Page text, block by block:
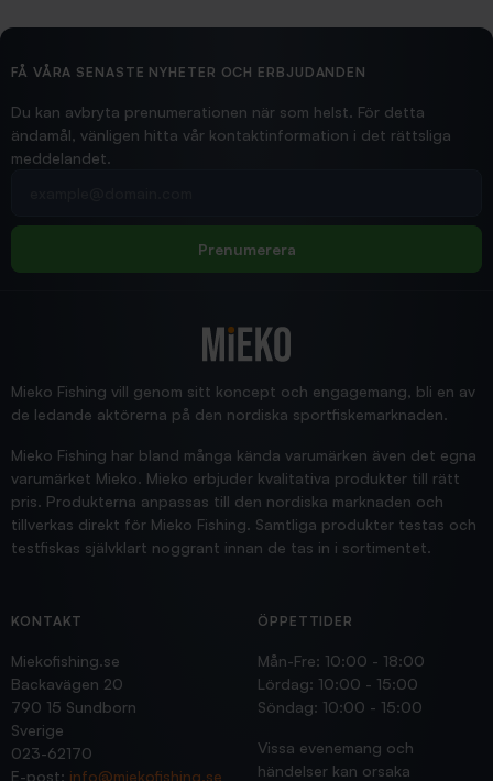
2026/02/19
Hittade exakt vad jag behövde. Snabb och bra...
Jensa
FÅ VÅRA SENASTE NYHETER OCH ERBJUDANDEN
Du kan avbryta prenumerationen när som helst. För detta
ändamål, vänligen hitta vår kontaktinformation i det rättsliga
meddelandet.
Prenumerera
Mieko Fishing vill genom sitt koncept och engagemang, bli en av
de ledande aktörerna på den nordiska sportfiskemarknaden.
Mieko Fishing har bland många kända varumärken även det egna
varumärket Mieko. Mieko erbjuder kvalitativa produkter till rätt
pris. Produkterna anpassas till den nordiska marknaden och
tillverkas direkt för Mieko Fishing. Samtliga produkter testas och
testfiskas självklart noggrant innan de tas in i sortimentet.
KONTAKT
Miekofishing.se
Backavägen 20
790 15 Sundborn
Sverige
023-62170
E-post: info@miekofishing.se
ÖPPETTIDER
Mån-Fre: 10:00 - 18:00
Lördag: 10:00 - 15:00
Söndag: 10:00 - 15:00
Vissa evenemang och
händelser kan orsaka